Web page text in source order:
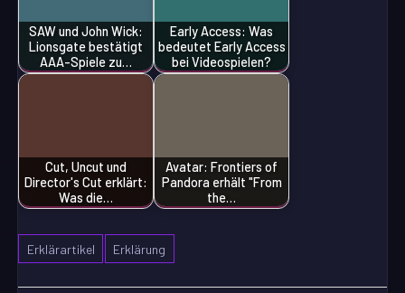
SAW und John Wick:
Lionsgate bestätigt
AAA-Spiele zu…
Early Access: Was
bedeutet Early Access
bei Videospielen?
Cut, Uncut und
Director's Cut erklärt:
Was die…
Avatar: Frontiers of
Pandora erhält "From
the…
Erklärartikel Erklärung